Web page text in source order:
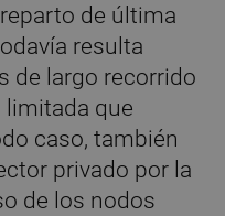
de última
resulta
de largo recorrido
limitada que
caso, también
privado por la
de los nodos